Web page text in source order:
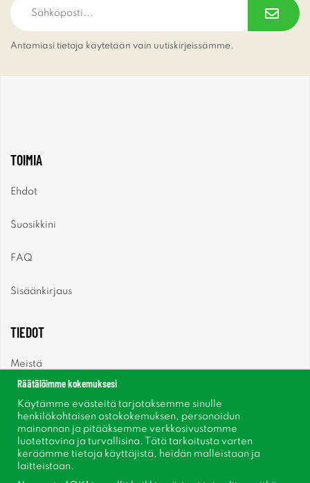
Antamiasi tietoja käytetään vain uutiskirjeissämme.
TOIMIA
Ehdot
Suosikkini
FAQ
Sisäänkirjaus
TIEDOT
Meistä
Uutiset
Uutiskirje
Tietoja evästeistä
Räätälöimme kokemuksesi
Käytämme evästeitä tarjotaksemme sinulle
henkilökohtaisen ostokokemuksen, personoidun
mainonnan ja pitääksemme verkkosivustomme
luotettavina ja turvallisina. Tätä tarkoitusta varten
keräämme tietoja käyttäjistä, heidän malleistaan ​​ja
laitteistaan.